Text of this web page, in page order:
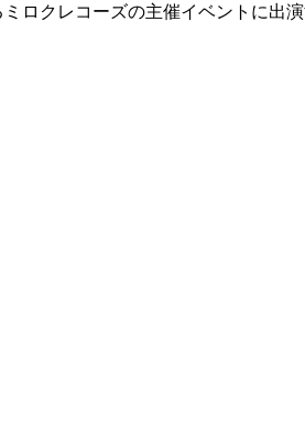
ロクレコーズの主催イベントに出